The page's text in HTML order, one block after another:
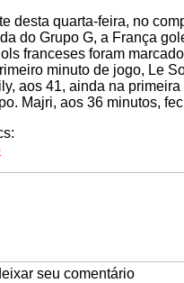
desta quarta-feira, no
do Grupo G, a França
franceses foram
minuto de jogo, Le
aos 41, ainda na
Majri, aos 36 minutos,
seu comentário